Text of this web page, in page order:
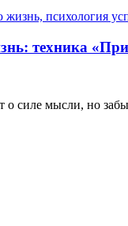
техника
о силе мысли, но